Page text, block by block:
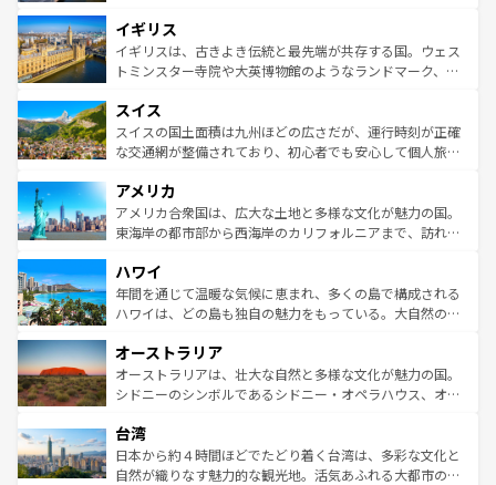
いる。シャンパンの発祥地であるランス、プロヴァンスの
香り高いラベンダー畑など、多彩な楽しみ方が可能だ。さ
らに、パリ以外の地域にも魅力が溢れており、どの街角に
れる地方に足を運ぶとそれぞれで全く異なる文化を体験で
きるだろう。 なお、新着のフランス情報はコンテンツ一覧
を参照してほしい。
顔を持つこの国は、どこを歩いても飽きることがない。ベ
ルリンの文化的活気、バイエルン州のアルプスの絶景、そ
してライン川沿いのワイン畑といった風景は必見。ビール
は、お酒好きな人にはぜひ体験してほしい。 なお、新着の
ドイツ情報はコンテンツ一覧を参照してほしい。
イギリス
イギリスは、古きよき伝統と最先端が共存する国。ウェス
トミンスター寺院や大英博物館のようなランドマーク、歴
リアごとに異なる魅力がある。また、優雅なアフタヌーン
ティー、ビール好きにはたまらない英国パブ、サッカー観
戦など、本場だからこそできる体験も豊富。イギリスを旅
ンツ一覧を参照してほしい。
スイス
スイスの国土面積は九州ほどの広さだが、運行時刻が正確
な交通網が整備されており、初心者でも安心して個人旅行
の建物がそのまま残る町や、スイスならではのユニークな
博物館もあり、アルプス観光だけでなく町歩きも満喫する
ことができる。国民の所得が高いため物価も高いが、旅行
ば市内交通費無料で観光を楽しむこともできる。 なお、新
着のスイス情報はコンテンツ一覧 を参照してほしい。
アメリカ
アメリカ合衆国は、広大な土地と多様な文化が魅力の国。
東海岸の都市部から西海岸のカリフォルニアまで、訪れる
のような巨大都市は、観光、ショッピング、エンターテイ
ンメントが詰まった刺激的なスポットだ。一方、アメリカ
西部には大自然が広がり、グランドキャニオンやイエロー
部のニューオーリンズでは、音楽と美食が融合した独特の
文化が魅力。旅行者はアメリカの各地域で異なる魅力を楽
しみながら、その多様性と豊かな歴史を感じることができ
ならではの贅沢な旅のスタイルだ。 なお、新着のアメリカ
情報はコンテンツ一覧を参照してほしい。
ハワイ
年間を通じて温暖な気候に恵まれ、多くの島で構成される
ハワイは、どの島も独自の魅力をもっている。大自然の神
ワイ島は見逃せない。また、定番の観光地といえばオアフ
島だが、静かな自然を求めるならマウイ島やカウアイ島が
おすすめ。エメラルドグリーンに輝く海をはじめ、豊かな
れるおもてなしの心で訪れる人々を迎えてくれるハワイの
人々、おいしいローカルフードやハワイアンミュージッ
ク、伝統的なフラダンスなど、すべてがハワイの魅力を彩
オーストラリア
オーストラリアは、壮大な自然と多様な文化が魅力の国。
シドニーのシンボルであるシドニー・オペラハウス、オー
リアリーフや大陸中央部にそびえるウルル（エアーズロッ
ク）、タスマニアの美しい原生林やケアンズの熱帯雨林な
ど、見どころがたくさん。また、カフェやワイン、オージ
台湾
日本から約４時間ほどでたどり着く台湾は、多彩な文化と
自然が織りなす魅力的な観光地。活気あふれる大都市の台